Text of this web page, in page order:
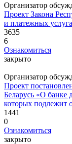
Организатор
Проект Закона
и платежных
3635
6
Ознакомиться
закрыто
Организатор
Проект
Беларусь «О банке
которых подлежит
1441
0
Ознакомиться
закрыто